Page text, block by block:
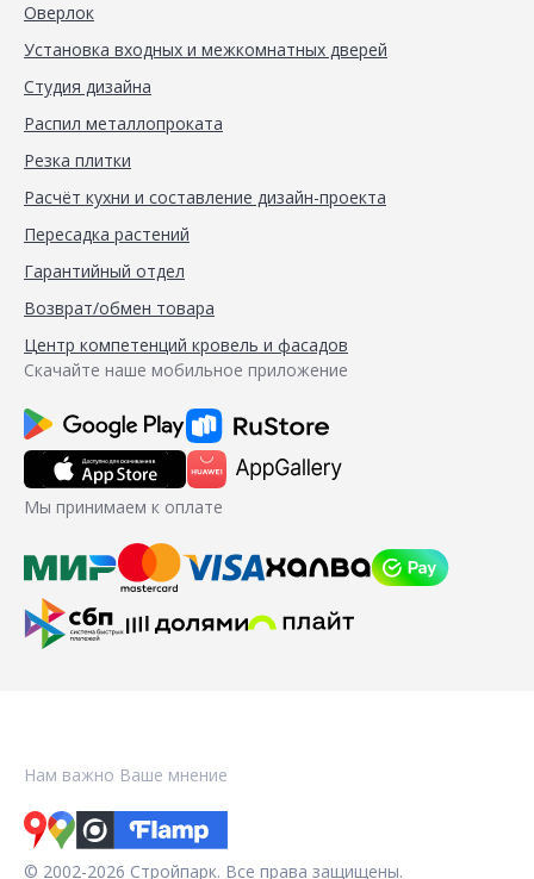
Оверлок
Установка входных и межкомнатных дверей
Студия дизайна
Распил металлопроката
Резка плитки
Расчёт кухни и составление дизайн-проекта
Пересадка растений
Гарантийный отдел
Возврат/обмен товара
Центр компетенций кровель и фасадов
Скачайте наше мобильное приложение
Мы принимаем к оплате
Нам важно Ваше мнение
© 2002-2026 Стройпарк. Все права защищены.